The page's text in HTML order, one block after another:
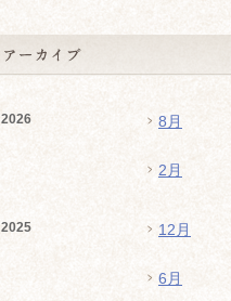
2026 8月
2月
2025 12月
6月